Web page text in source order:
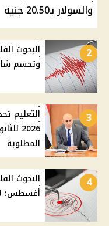
والسولار بـ20.50 جنيه
2
البحوث
وتحسم
3
التعليم
2026
المطلوبة
4
أغسطس: